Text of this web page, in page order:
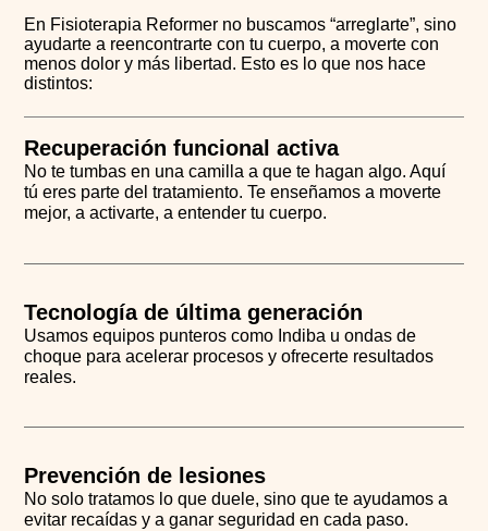
En Fisioterapia Reformer no buscamos “arreglarte”, sino
ayudarte a reencontrarte con tu cuerpo, a moverte con
menos dolor y más libertad. Esto es lo que nos hace
distintos:
Recuperación funcional activa
No te tumbas en una camilla a que te hagan algo. Aquí
tú eres parte del tratamiento. Te enseñamos a moverte
mejor, a activarte, a entender tu cuerpo.
Tecnología de última generación
Usamos equipos punteros como Indiba u ondas de
choque para acelerar procesos y ofrecerte resultados
reales.
Prevención de lesiones
No solo tratamos lo que duele, sino que te ayudamos a
evitar recaídas y a ganar seguridad en cada paso.